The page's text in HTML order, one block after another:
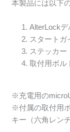
本製品には以下
AlterLockデ
スタートガ
ステッカー
取付用ボル
※充電用の
※付属の取付用
キー（六角レン